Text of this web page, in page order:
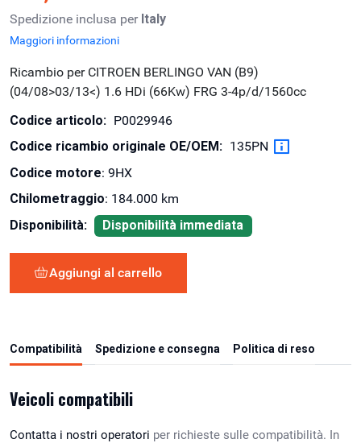
Spedizione inclusa per Italy
Maggiori informazioni
Ricambio per CITROEN BERLINGO VAN (B9)
(04/08>03/13<) 1.6 HDi (66Kw) FRG 3-4p/d/1560cc
Codice articolo: P0029946
Codice ricambio originale OE/OEM: 135PN
Codice motore: 9HX
Chilometraggio: 184.000 km
Disponibilità:
Disponibilità immediata
Aggiungi al carrello
Compatibilità Spedizione e consegna Politica di reso
Veicoli compatibili
Contatta i nostri operatori per richieste sulle compatibilità. In